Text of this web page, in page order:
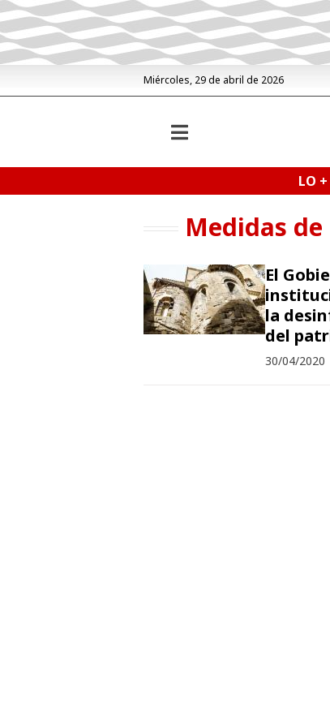
Miércoles, 29 de abril de 2026
LO +
Medidas
El
la
del
30/04/2020